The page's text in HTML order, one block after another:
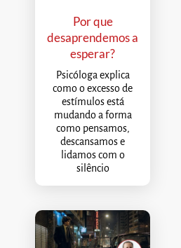
Por que
desaprendemos a
esperar?
Psicóloga explica
como o excesso de
estímulos está
mudando a forma
como pensamos,
descansamos e
lidamos com o
silêncio